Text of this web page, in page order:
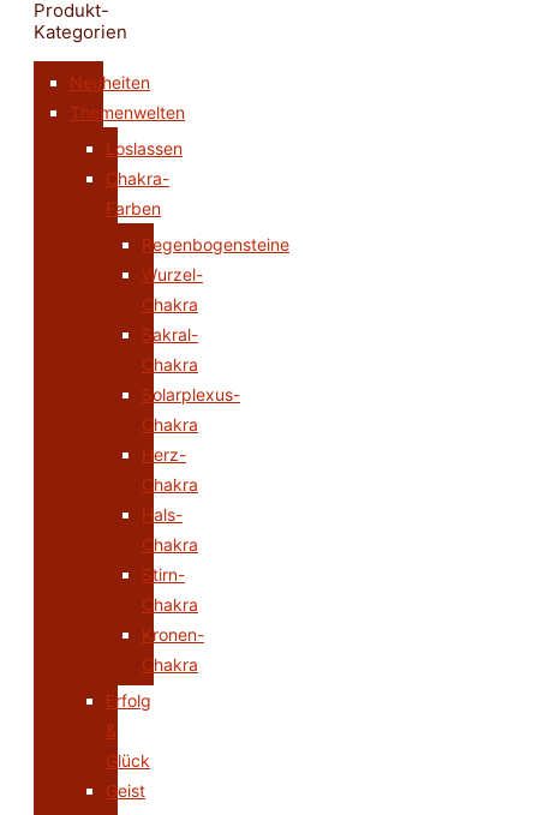
Produkt-
Kategorien
Neuheiten
Themenwelten
Loslassen
Chakra-
Farben
Regenbogensteine
Wurzel-
Chakra
Sakral-
Chakra
Solarplexus-
Chakra
Herz-
Chakra
Hals-
Chakra
Stirn-
Chakra
Kronen-
Chakra
Erfolg
&
Glück
Geist